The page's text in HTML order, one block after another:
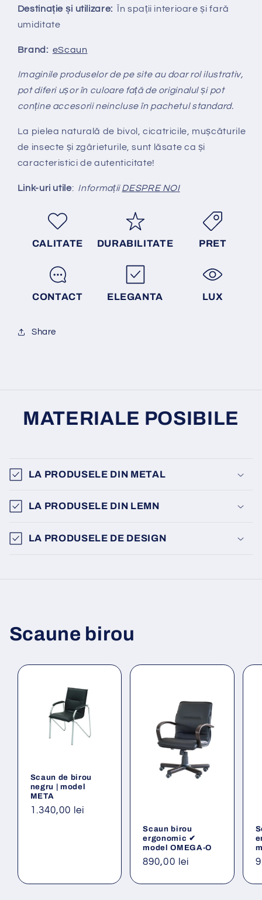
Destinație și utilizare: În spații interioare și fară
umiditate
Brand: eScaun
Imaginile produselor de pe site au doar rol ilustrativ,
pot diferi ușor în culoare față de originalul și pot
conține accesorii neincluse în pachetul standard.
La pielea naturală de bivol, cicatricile, mușcăturile
de insecte și zgârieturile, sunt lăsate ca și
caracteristici de autenticitate!
Link-uri utile: InformațiiDESPRE NOI
CALITATE DURABILITATE PRET
CONTACT ELEGANTA LUX
Share
MATERIALE POSIBILE
LA PRODUSELE DIN METAL
LA PRODUSELE DIN LEMN
LA PRODUSELE DE DESIGN
Scaune birou
Scaun de birou
negru | model
META
Preț
1.340,00 lei
Scaun birou
ergonomic ✔
model OMEGA-O
Preț
890,00 lei